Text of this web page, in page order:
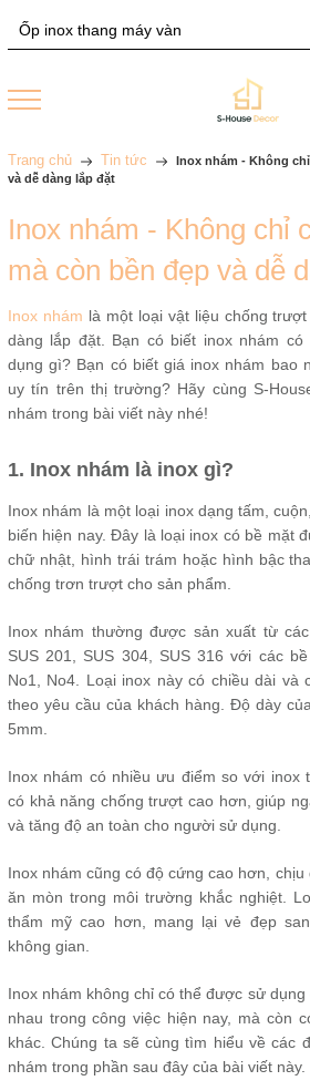
Trang chủ Tin tức
Inox nhám - Không
và dễ dàng lắp đặt
Inox nhám - Không chỉ
mà còn bền đẹp và dễ
Inox nhám là một loại vật liệu chống
dàng lắp đặt. Bạn có biết inox nhám
dụng gì? Bạn có biết giá inox nhám bao
uy tín trên thị trường? Hãy cùng S-
nhám trong bài viết này nhé!
1. Inox nhám là inox gì?
Inox nhám là một loại inox dạng tấm,
biến hiện nay. Đây là loại inox có bề mặt
chữ nhật, hình trái trám hoặc hình bậc
chống trơn trượt cho sản phẩm.
Inox nhám thường được sản xuất từ
SUS 201, SUS 304, SUS 316 với các
No1, No4. Loại inox này có chiều dài và
theo yêu cầu của khách hàng. Độ dày
5mm.
Inox nhám có nhiều ưu điểm so với inox
có khả năng chống trượt cao hơn, giúp
và tăng độ an toàn cho người sử dụng.
Inox nhám cũng có độ cứng cao hơn,
ăn mòn trong môi trường khắc nghiệt.
thẩm mỹ cao hơn, mang lại vẻ đẹp
không gian.
Inox nhám không chỉ có thể được sử
nhau trong công việc hiện nay, mà còn
khác. Chúng ta sẽ cùng tìm hiểu về các
nhám trong phần sau đây của bài viết này.